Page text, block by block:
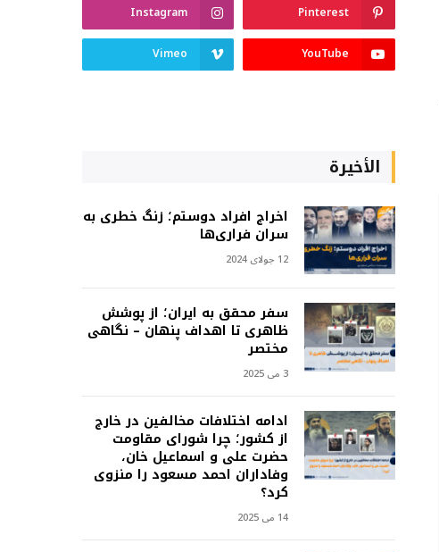
Pinterest
Instagram
YouTube
Vimeo
الأخيرة
اخراج افراد دوستم؛ زنگ خطری به
سران فراری‌ها
12 جولای 2024
سفر محقق به ایران؛ از پوشش
ظاهری تا اهداف پنهان – نگاهی
مختصر
3 می 2025
ادامه اختلافات مخالفین در خارج
از کشور؛ چرا شورای مقاومت
حضرت علی و اسماعیل خان،
وفاداران احمد مسعود را منزوی
کرد؟
14 می 2025